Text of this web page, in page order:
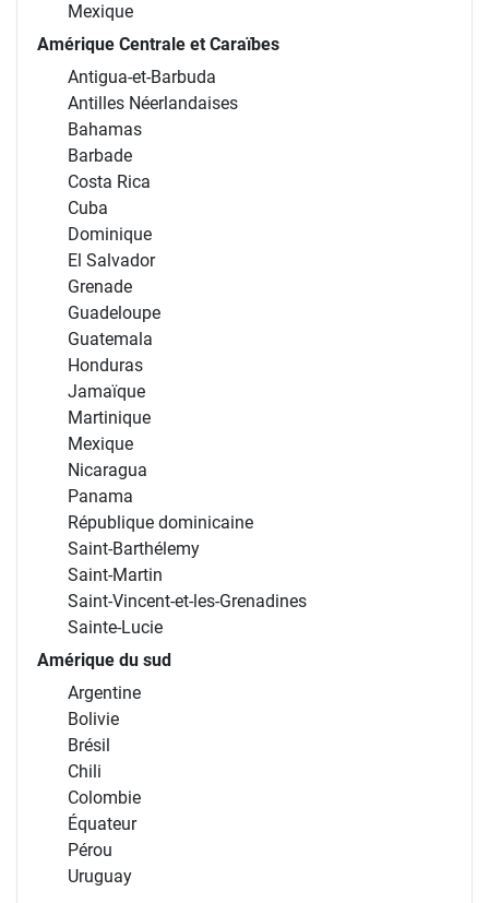
Mexique
Amérique Centrale et Caraïbes
Antigua-et-Barbuda
Antilles Néerlandaises
Bahamas
Barbade
Costa Rica
Cuba
Dominique
El Salvador
Grenade
Guadeloupe
Guatemala
Honduras
Jamaïque
Martinique
Mexique
Nicaragua
Panama
République dominicaine
Saint-Barthélemy
Saint-Martin
Saint-Vincent-et-les-Grenadines
Sainte-Lucie
Amérique du sud
Argentine
Bolivie
Brésil
Chili
Colombie
Équateur
Pérou
Uruguay